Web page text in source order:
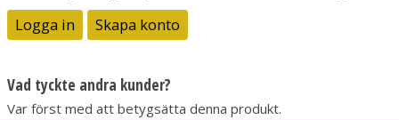
Logga in Skapa konto
Vad tyckte andra kunder?
Var först med att betygsätta denna produkt.